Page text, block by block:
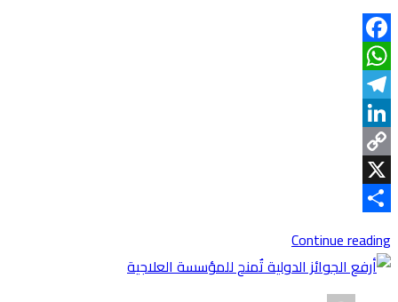
Facebook
WhatsApp
Telegram
LinkedIn
Copy
LinkX
Continue reading